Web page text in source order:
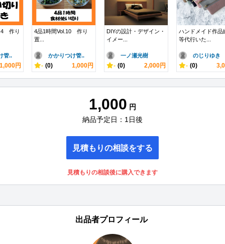
4 作り
管..
1,000円
4品1時間Vol.10 作り
置...
かかりつけ管..
- (0) 1,000円
DIYの設計・デザイン・
イメー...
一ノ瀬光樹
- (0) 2,000円
ハンドメイド作品
等代行いた...
のじりゆき
- (0)
1,000 円
納品予定日：1日後
見積もりの相談をする
見積もりの相談後に購入できます
出品者プロフィール